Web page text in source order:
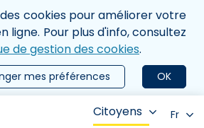
cookies pour améliorer votre
ligne. Pour plus d'info, consultez
de gestion des cookies.
OK
mes préférences
Citoyens Fr